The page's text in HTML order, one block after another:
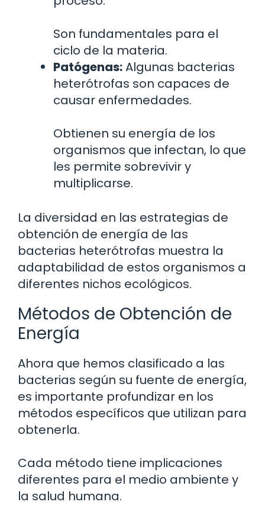
Son fundamentales para el
ciclo de la materia.
Patógenas:Algunas bacterias
heterótrofas son capaces de
causar enfermedades.
Obtienen su energía de los
organismos que infectan, lo que
les permite sobrevivir y
multiplicarse.
La diversidad en las estrategias de
obtención de energía de las
bacterias heterótrofas muestra la
adaptabilidad de estos organismos a
diferentes nichos ecológicos.
Métodos de Obtención de
Energía
Ahora que hemos clasificado a las
bacterias según su fuente de energía,
es importante profundizar en los
métodos específicos que utilizan para
obtenerla.
Cada método tiene implicaciones
diferentes para el medio ambiente y
la salud humana.